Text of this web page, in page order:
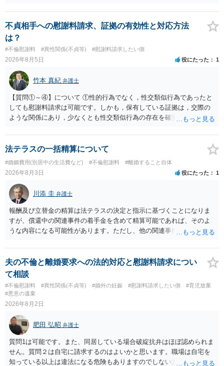
婚する、慰謝料をとるなど）ことができると思われます。 ただし、不
貞発覚後、長期間同居を続けると、不貞を許したとの評価につながる
場合がありますので、ご注意ください。 以上、ご参考まで。
不貞相手への慰謝料請求、証拠の有効性と対応方法
は？
#不倫慰謝料 #異性関係(不貞等) #慰謝料請求したい側
2026年8月5日 役にたった 1
竹本 真紀 弁護士
【質問①～④】について ①性的行為でなく，性交類似行為であったと
しても慰謝料請求は可能です。しかも，保有している証拠は，交際の
ような関係にあり，少なくとも性交類似行為の存在を確実に証明でき
ことを窺わせるものです。）。ですから，慰謝料請求を進めることで
よいと思います。 ただ．慰謝料額については，婚姻破綻に至っていな
いとして，この点を考慮されることになるかもしれません。 ②夫との
今後のことを考えて書いてもらうか否かを検討するのがよいと思いま
す。今ある証拠以上のことを証明（証明力を強めることも含む）でき
るのであれば，前向きに検討を進めるという考え方でもよいでしょ
う。慰謝料請求としては証拠として使えることが前提であり，その価
値と夫との関係との均衡のように思います。 ③行政書士に委任をして
いるのであれば，どのような内容の委任なのか不明ですが，その行政
書士との協議になると思います。請求するか，訴訟にするか，その点
の見極めや，相手方は性交類似行為は認めているのか，それさえも否
定しているのかによって，考え方・進め方は変わってくると思いま
す。 ④性交類似行為を認めているにもかかわらず支払を拒否するので
あれば，本人（行政書士でも同じだと思います。）への対応ではあま
り変わらないように思います。減額で折り合えるなら本人様の交渉で
もよいように思いますが，ゼロかどうかの観点であれば，訴訟に進む
しかなくなるようにも思います。そうしますと，お近くの弁護士に相
談して進めることを検討した方がよいようにも思います。
法テラスの一括精算について
#婚姻費用(別居中の生活費など) #不倫慰謝料 #離婚すること自体
2026年8月3日 役にたった 1
川添 圭 弁護士
報酬及び立替金の精算は法テラスの決定と指示に基づくことになりま
すが、償還中の関連事件の着手金を含めて精算可能であれば、そのよ
うな内容になる可能性があります。ただし、他の関連事件でも相手方
情によって対応が違いますので、法テラスへお尋ねいただいた方が確
実です。
夫の不倫と離婚要求への法的対応と慰謝料請求につい
て相談
#不倫慰謝料 #異性関係(不貞等) #婚外の妊娠 #慰謝料請求したい側
#育児放棄
#悪意の遺棄
2026年8月2日
肥田 弘昭 弁護士
質問1は可能です。また、同居している場合破綻抗弁はほぼ認められま
せん。質問２は自宅に請求するのはよいかと思います。職場は自宅を
知っている以上は違法になる危険もありますのでしない方が良いで